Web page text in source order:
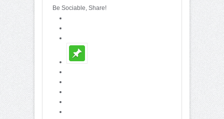
Be Sociable, Share!